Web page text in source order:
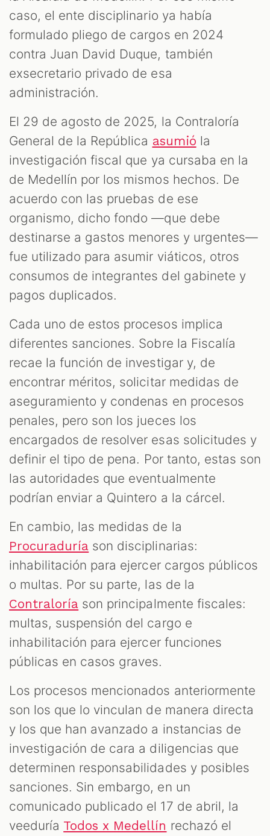
caso, el ente disciplinario ya había
formulado pliego de cargos en 2024
contra Juan David Duque, también
exsecretario privado de esa
administración.
El 29 de agosto de 2025, la Contraloría
General de la República asumió la
investigación fiscal que ya cursaba en la
de Medellín por los mismos hechos. De
acuerdo con las pruebas de ese
organismo, dicho fondo —que debe
destinarse a gastos menores y urgentes—
fue utilizado para asumir viáticos, otros
consumos de integrantes del gabinete y
pagos duplicados.
Cada uno de estos procesos implica
diferentes sanciones. Sobre la Fiscalía
recae la función de investigar y, de
encontrar méritos, solicitar medidas de
aseguramiento y condenas en procesos
penales, pero son los jueces los
encargados de resolver esas solicitudes y
definir el tipo de pena. Por tanto, estas son
las autoridades que eventualmente
podrían enviar a Quintero a la cárcel.
En cambio, las medidas de la
Procuraduría son disciplinarias:
inhabilitación para ejercer cargos públicos
o multas. Por su parte, las de la
Contraloría son principalmente fiscales:
multas, suspensión del cargo e
inhabilitación para ejercer funciones
públicas en casos graves.
Los procesos mencionados anteriormente
son los que lo vinculan de manera directa
y los que han avanzado a instancias de
investigación de cara a diligencias que
determinen responsabilidades y posibles
sanciones. Sin embargo, en un
comunicado publicado el 17 de abril, la
veeduría Todos x Medellín rechazó el